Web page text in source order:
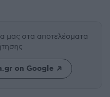
μας στα αποτελέσματα
on Google